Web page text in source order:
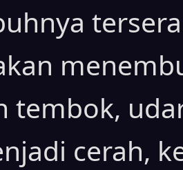
tembok,
cerah,